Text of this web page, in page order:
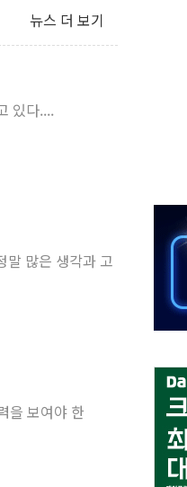
라시안·클라우드플레어·태양
달리 워시엔 톤 낮춰
보 내정설...포항시 '시끌'
독…곧 사망해도 놀랍지 않아"
규모 400MW 태양광 착공…여의
승에 소폭 하락...금융주 낙폭 커
뉴스 더 보기
있다....
말 많은 생각과 고
을 보여야 한